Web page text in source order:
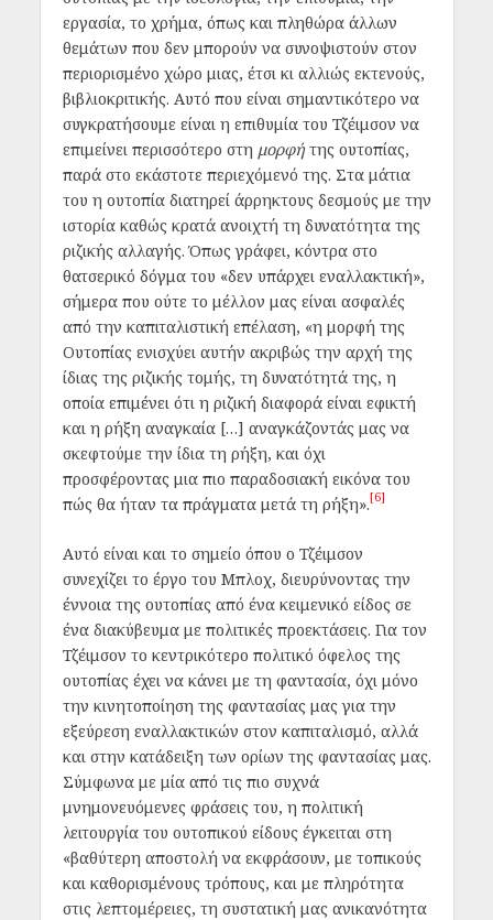
εργασία, το χρήμα, όπως και πληθώρα άλλων
θεμάτων που δεν μπορούν να συνοψιστούν στον
περιορισμένο χώρο μιας, έτσι κι αλλιώς εκτενούς,
βιβλιοκριτικής. Αυτό που είναι σημαντικότερο να
συγκρατήσουμε είναι η επιθυμία του Τζέιμσον να
επιμείνει περισσότερο στη μορφήτης ουτοπίας,
παρά στο εκάστοτε περιεχόμενό της. Στα μάτια
του η ουτοπία διατηρεί άρρηκτους δεσμούς με την
ιστορία καθώς κρατά ανοιχτή τη δυνατότητα της
ριζικής αλλαγής. Όπως γράφει, κόντρα στο
θατσερικό δόγμα του «δεν υπάρχει εναλλακτική»,
σήμερα που ούτε το μέλλον μας είναι ασφαλές
από την καπιταλιστική επέλαση, «η μορφή της
Ουτοπίας ενισχύει αυτήν ακριβώς την αρχή της
ίδιας της ριζικής τομής, τη δυνατότητά της, η
οποία επιμένει ότι η ριζική διαφορά είναι εφικτή
και η ρήξη αναγκαία […] αναγκάζοντάς μας να
σκεφτούμε την ίδια τη ρήξη, και όχι
προσφέροντας μια πιο παραδοσιακή εικόνα του
πώς θα ήταν τα πράγματα μετά τη ρήξη».[6]
Αυτό είναι και το σημείο όπου ο Τζέιμσον
συνεχίζει το έργο του Μπλοχ, διευρύνοντας την
έννοια της ουτοπίας από ένα κειμενικό είδος σε
ένα διακύβευμα με πολιτικές προεκτάσεις. Για τον
Τζέιμσον το κεντρικότερο πολιτικό όφελος της
ουτοπίας έχει να κάνει με τη φαντασία, όχι μόνο
την κινητοποίηση της φαντασίας μας για την
εξεύρεση εναλλακτικών στον καπιταλισμό, αλλά
και στην κατάδειξη των ορίων της φαντασίας μας.
Σύμφωνα με μία από τις πιο συχνά
μνημονευόμενες φράσεις του, η πολιτική
λειτουργία του ουτοπικού είδους έγκειται στη
«βαθύτερη αποστολή να εκφράσουν, με τοπικούς
και καθορισμένους τρόπους, και με πληρότητα
στις λεπτομέρειες, τη συστατική μας ανικανότητα